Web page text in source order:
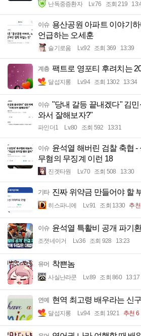
난독중증환자 Lv.76 조회 219
이슈 용산공원 아파트 이야기
언급하는 오세훈
슬기로움 Lv.92 조회 369 13:39
계층 팩트로 영포티 후려치는
달섭지롱 Lv.94 조회 1302 13:34
이슈 "당내 갈등 끝내겠다" 김민
와서 잘해보자?"
파인더1 Lv.80 조회 592 13:31
이슈 윤석열 해버린 검찰 축협 -
무혐의 무징계 이런 18
진겟타원 Lv.70 조회 508 13:30
기타 진짜 위약금 만들어야 할
히스파니에 Lv.91 조회 1330 추
이슈 윤석열 특활비 공개 파기
조졋네이거 Lv.36 조회 928 13:23
유머 착쁜놈
사실난라쿤 Lv.89 조회 860 13:17
연예 현역 최고령 배우라는 신
달섭지롱 Lv.94 조회 1921 추천 6